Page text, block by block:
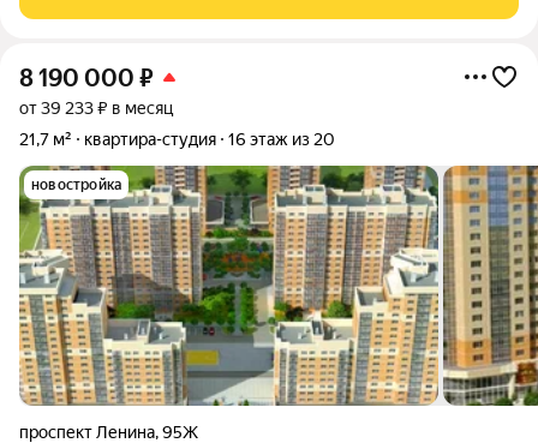
обстановкой: рядом находится Пионерская роща
8 190 000 ₽
от 39 233 ₽ в месяц
21,7 м²
квартира-студия 16 этаж из 20
новостройка
проспект Ленина,95Ж